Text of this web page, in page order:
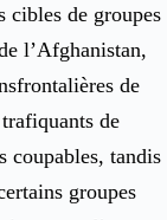
cibles de groupes
l’Afghanistan,
de
de
coupables, tandis
groupes